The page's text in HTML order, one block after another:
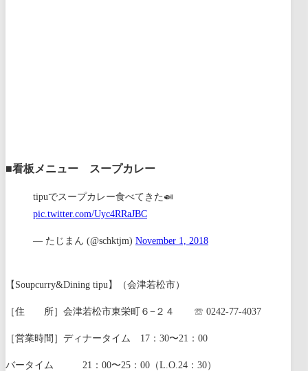
■看板メニュー スープカレー
tipuでスープカレー食べてきた🍛
pic.twitter.com/Uyc4RRaJBC
— たじまん (@schktjm) November 1, 2018
【Soupcurry&Dining tipu】（会津若松市）
［住 所］会津若松市東栄町６−２４ ☏ 0242-77-4037
［営業時間］ディナータイム 17：30〜21：00
バータイム 21：00〜25：00（L.O.24：30）